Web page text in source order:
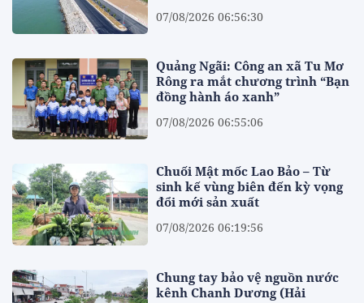
07/08/2026 06:56:30
Quảng Ngãi: Công an xã Tu Mơ
Rông ra mắt chương trình “Bạn
đồng hành áo xanh”
07/08/2026 06:55:06
Chuối Mật mốc Lao Bảo – Từ
sinh kế vùng biên đến kỳ vọng
đổi mới sản xuất
07/08/2026 06:19:56
Chung tay bảo vệ nguồn nước
kênh Chanh Dương (Hải